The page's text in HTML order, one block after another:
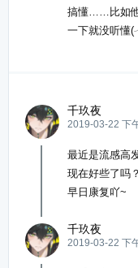
搞懂……比如他
一下就没听
千玖夜
2019-03-22 下
最近是流感高
现在好些了吗？
早日康复吖~
千玖夜
2019-03-22 下